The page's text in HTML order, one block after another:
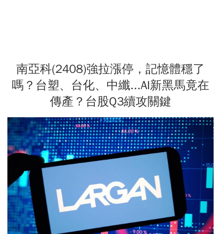
南亞科(2408)強拉漲停，記憶體穩了
嗎？台塑、台化、中纖...AI新黑馬竟在
傳產？台股Q3續攻關鍵